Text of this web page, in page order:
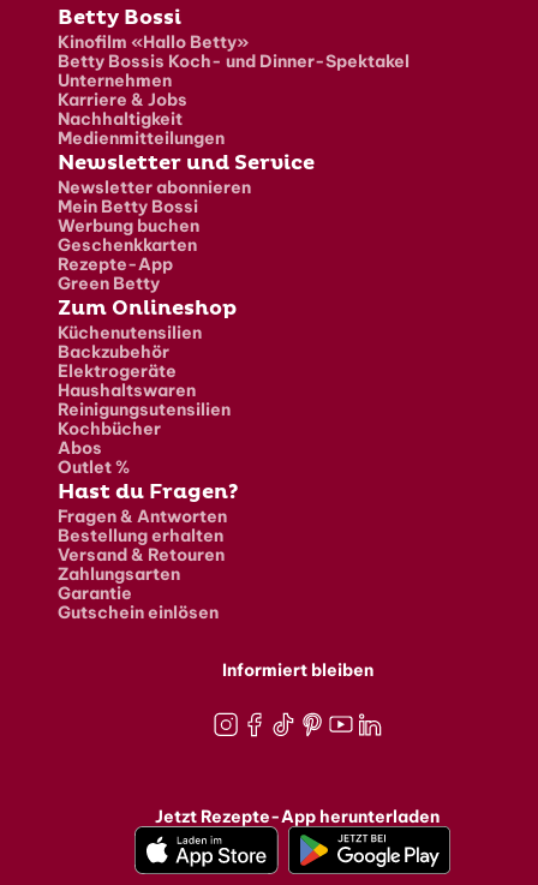
Fusszeile
Betty Bossi
Kinofilm «Hallo Betty»
Betty Bossis Koch- und Dinner-Spektakel
Unternehmen
Karriere & Jobs
Nachhaltigkeit
Medienmitteilungen
Newsletter und Service
Newsletter abonnieren
Mein Betty Bossi
Werbung buchen
Geschenkkarten
Rezepte-App
Green Betty
Zum Onlineshop
Küchenutensilien
Backzubehör
Elektrogeräte
Haushaltswaren
Reinigungsutensilien
Kochbücher
Abos
Outlet %
Hast du Fragen?
Fragen & Antworten
Bestellung erhalten
Versand & Retouren
Zahlungsarten
Garantie
Gutschein einlösen
Informiert bleiben
Jetzt Rezepte-App herunterladen